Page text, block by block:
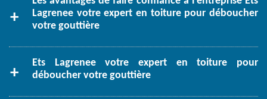
Lagrenee votre expert en toiture pour déboucher
votre gouttière
Ets Lagrenee votre expert en toiture pour
déboucher votre gouttière